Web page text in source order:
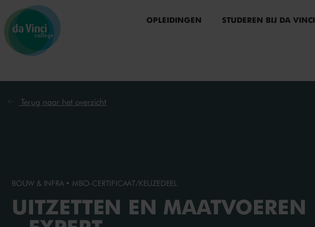
Ga naar menu
Ga naar de homepage
OPLEIDINGEN STUDEREN BIJ DA VINCI
Terug naar het overzicht
BOUW & INFRA • MBO-CERTIFICAAT/KEUZEDEEL
UITZETTEN EN MAATVOEREN